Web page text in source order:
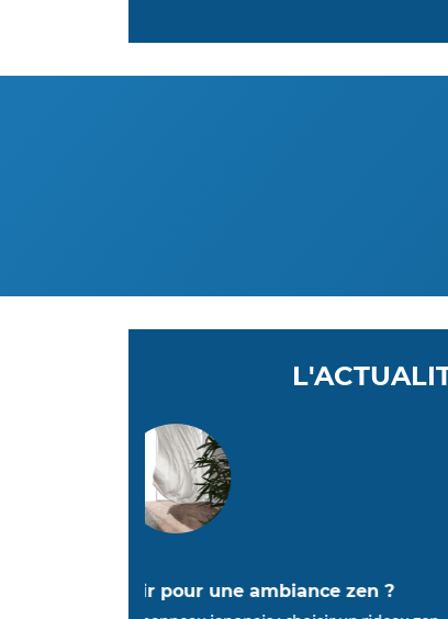
ODEC recrute : Agent de